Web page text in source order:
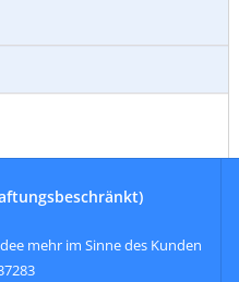
mehr im Sinne des Kunden